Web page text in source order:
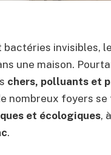
invisibles,
une maison.
chers, polluants et
nombreux foyers
et écologiques,
.